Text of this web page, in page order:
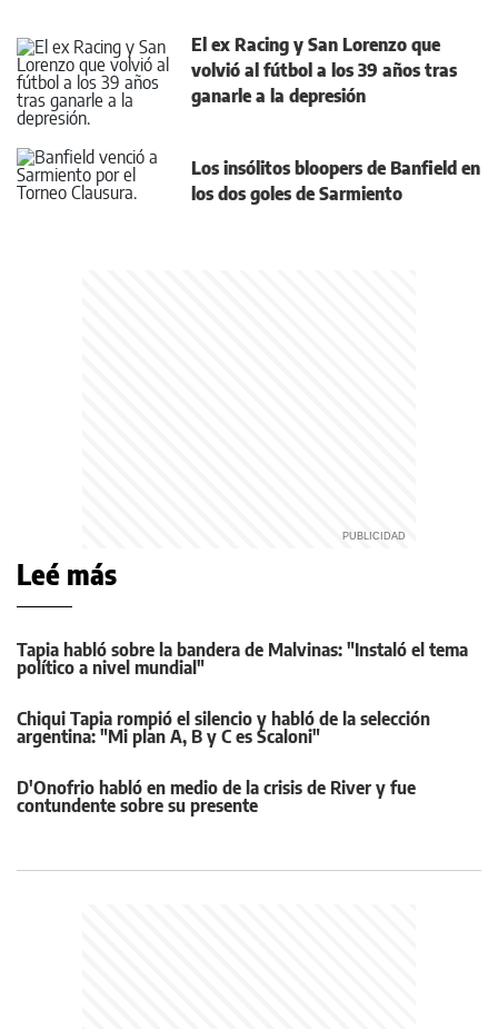
El ex Racing y San Lorenzo que
volvió al fútbol a los 39 años tras
ganarle a la depresión
Los insólitos bloopers de Banfield en
los dos goles de Sarmiento
Leé más
Tapia habló sobre la bandera de Malvinas: "Instaló el tema
político a nivel mundial"
Chiqui Tapia rompió el silencio y habló de la selección
argentina: "Mi plan A, B y C es Scaloni"
D'Onofrio habló en medio de la crisis de River y fue
contundente sobre su presente